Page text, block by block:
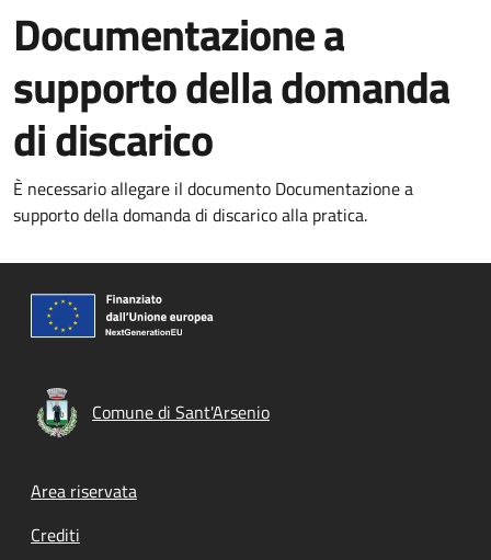
Documentazione a
supporto della domanda
di discarico
È necessario allegare il documento Documentazione a
supporto della domanda di discarico alla pratica.
Comune di Sant'Arsenio
Footer menu
Area riservata
Crediti